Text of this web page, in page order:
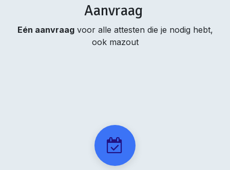
Aanvraag
Eén aanvraagvoor alle attesten die je nodig hebt,
ook mazout